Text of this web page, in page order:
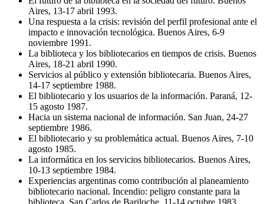
Aires, 13-17 abril 1993.
Una respuesta a la crisis: revisión del perfil profesional ante el
impacto e innovación tecnológica. Buenos Aires, 6-9
noviembre 1991.
La biblioteca y los bibliotecarios en tiempos de crisis. Buenos
Aires, 18-21 abril 1990.
Servicios al público y extensión bibliotecaria. Buenos Aires,
14-17 septiembre 1988.
El bibliotecario y los usuarios de la información. Paraná, 12-
15 agosto 1987.
Hacia un sistema nacional de información. San Juan, 24-27
septiembre 1986.
El bibliotecario y su problemática actual. Buenos Aires, 7-10
agosto 1985.
La informática en los servicios bibliotecarios. Buenos Aires,
10-13 septiembre 1984.
Experiencias argentinas como contribución al planeamiento
bibliotecario nacional. Incendio: peligro constante para la